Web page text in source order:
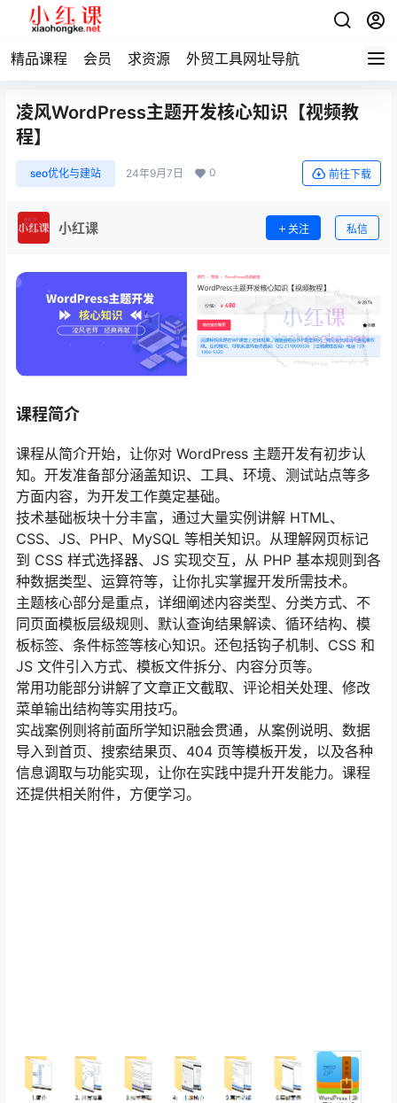
精品课程 会员 求资源 外贸工具网址导航
凌风WordPress主题开发核心知识【视频教
程】
seo优化与建站 24年9月7日 0 前往下载
小红课 关注 私信
课程简介
课程从简介开始，让你对 WordPress 主题开发有初步认
知。开发准备部分涵盖知识、工具、环境、测试站点等多
方面内容，为开发工作奠定基础。
技术基础板块十分丰富，通过大量实例讲解 HTML、
CSS、JS、PHP、MySQL 等相关知识。从理解网页标记
到 CSS 样式选择器、JS 实现交互，从 PHP 基本规则到各
种数据类型、运算符等，让你扎实掌握开发所需技术。
主题核心部分是重点，详细阐述内容类型、分类方式、不
同页面模板层级规则、默认查询结果解读、循环结构、模
板标签、条件标签等核心知识。还包括钩子机制、CSS 和
JS 文件引入方式、模板文件拆分、内容分页等。
常用功能部分讲解了文章正文截取、评论相关处理、修改
菜单输出结构等实用技巧。
实战案例则将前面所学知识融会贯通，从案例说明、数据
导入到首页、搜索结果页、404 页等模板开发，以及各种
信息调取与功能实现，让你在实践中提升开发能力。课程
还提供相关附件，方便学习。